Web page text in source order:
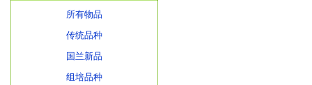
所有物品
传统品种
国兰新品
组培品种